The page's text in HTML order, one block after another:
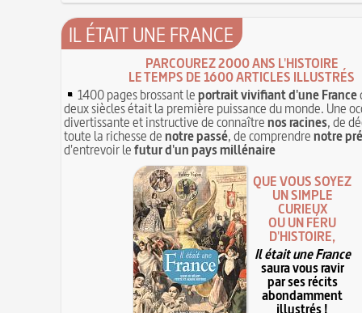
IL ÉTAIT UNE FRANCE
PARCOUREZ 2000 ANS L'HISTOIRE
LE TEMPS DE 1600 ARTICLES ILLUSTRÉS
1400 pages brossant leportrait vivifiant d'une France
deux siècles était la première puissance du monde. Une
divertissante et instructive de connaîtrenos racines, de
toute la richesse denotre passé, de comprendrenotre
d'entrevoir lefutur d'un pays millénaire
QUE VOUS SOYEZ
UN SIMPLE
CURIEUX
OU UN FÉRU
D'HISTOIRE,
Il était une France
saura vous ravir
par ses récits
abondamment
illustrés !